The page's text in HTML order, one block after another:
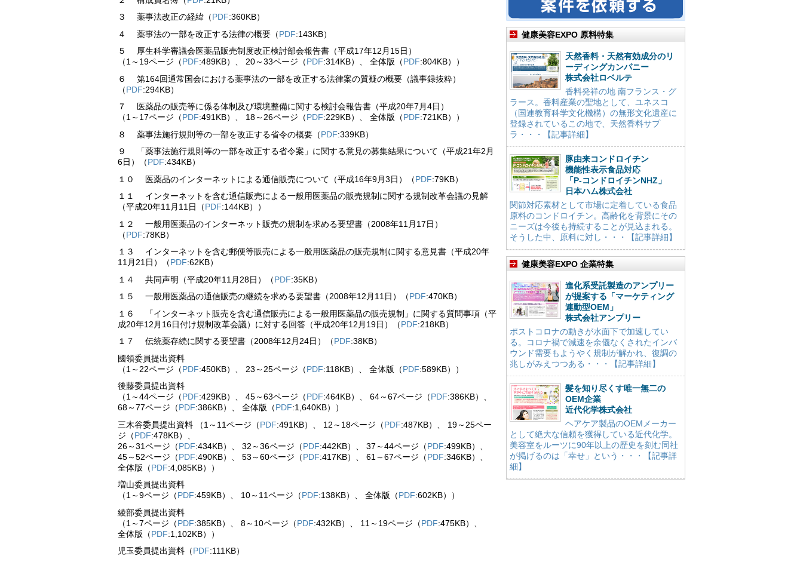
３ 薬事法改正の経緯（PDF:360KB）
４ 薬事法の一部を改正する法律の概要（PDF:143KB）
５ 厚生科学審議会医薬品販売制度改正検討部会報告書（平成17年12月15日）
（1～19ページ（PDF:489KB）、 20～33ページ（PDF:314KB）、 全体版（PDF:804KB））
６ 第164回通常国会における薬事法の一部を改正する法律案の質疑の概要（議事録抜粋）
（PDF:294KB）
７ 医薬品の販売等に係る体制及び環境整備に関する検討会報告書（平成20年7月4日）
（1～17ページ（PDF:491KB）、 18～26ページ（PDF:229KB）、 全体版（PDF:721KB））
８ 薬事法施行規則等の一部を改正する省令の概要（PDF:339KB）
９ 「薬事法施行規則等の一部を改正する省令案」に関する意見の募集結果について（平成21年2月
6日）（PDF:434KB）
１０ 医薬品のインターネットによる通信販売について（平成16年9月3日）（PDF:79KB）
１１ インターネットを含む通信販売による一般用医薬品の販売規制に関する規制改革会議の見解
（平成20年11月11日（PDF:144KB））
１２ 一般用医薬品のインターネット販売の規制を求める要望書（2008年11月17日）
（PDF:78KB）
１３ インターネットを含む郵便等販売による一般用医薬品の販売規制に関する意見書（平成20年
11月21日）（PDF:62KB）
１４ 共同声明（平成20年11月28日）（PDF:35KB）
１５ 一般用医薬品の通信販売の継続を求める要望書（2008年12月11日）（PDF:470KB）
１６ 「インターネット販売を含む通信販売による一般用医薬品の販売規制」に関する質問事項（平
成20年12月16日付け規制改革会議）に対する回答（平成20年12月19日）（PDF:218KB）
１７ 伝統薬存続に関する要望書（2008年12月24日）（PDF:38KB）
國領委員提出資料
（1～22ページ（PDF:450KB）、 23～25ページ（PDF:118KB）、 全体版（PDF:589KB））
後藤委員提出資料
（1～44ページ（PDF:429KB）、 45～63ページ（PDF:464KB）、 64～67ページ（PDF:386KB）、
68～77ページ（PDF:386KB）、 全体版（PDF:1,640KB））
三木谷委員提出資料 （1～11ページ（PDF:491KB）、 12～18ページ（PDF:487KB）、 19～25ペー
ジ（PDF:478KB）、
26～31ページ（PDF:434KB）、 32～36ページ（PDF:442KB）、 37～44ページ（PDF:499KB）、
45～52ページ（PDF:490KB）、 53～60ページ（PDF:417KB）、 61～67ページ（PDF:346KB）、
全体版（PDF:4,085KB））
増山委員提出資料
（1～9ページ（PDF:459KB）、 10～11ページ（PDF:138KB）、 全体版（PDF:602KB））
綾部委員提出資料
（1～7ページ（PDF:385KB）、 8～10ページ（PDF:432KB）、 11～19ページ（PDF:475KB）、
全体版（PDF:1,102KB））
児玉委員提出資料（PDF:111KB）
健康美容EXPO 原料特集
天然香料・天然有効成分のリ
ーディングカンパニー
株式会社ロベルテ
香料発祥の地 南フランス・グ
ラース。香料産業の聖地として、ユネスコ
（国連教育科学文化機構）の無形文化遺産に
登録されているこの地で、天然香料サプ
ラ・・・【記事詳細】
豚由来コンドロイチン
機能性表示食品対応
「P-コンドロイチンNHZ」
日本ハム株式会社
関節対応素材として市場に定着している食品
原料のコンドロイチン。高齢化を背景にその
ニーズは今後も持続することが見込まれる。
そうした中、原料に対し・・・【記事詳細】
健康美容EXPO 企業特集
進化系受託製造のアンプリー
が提案する「マーケティング
連動型OEM」
株式会社アンプリー
ポストコロナの動きが水面下で加速してい
る。コロナ禍で減速を余儀なくされたインバ
ウンド需要もようやく規制が解かれ、復調の
兆しがみえつつある・・・【記事詳細】
髪を知り尽くす唯一無二の
OEM企業
近代化学株式会社
ヘアケア製品のOEMメーカー
として絶大な信頼を獲得している近代化学。
美容室をルーツに90年以上の歴史を刻む同社
が掲げるのは「幸せ」という・・・【記事詳
細】